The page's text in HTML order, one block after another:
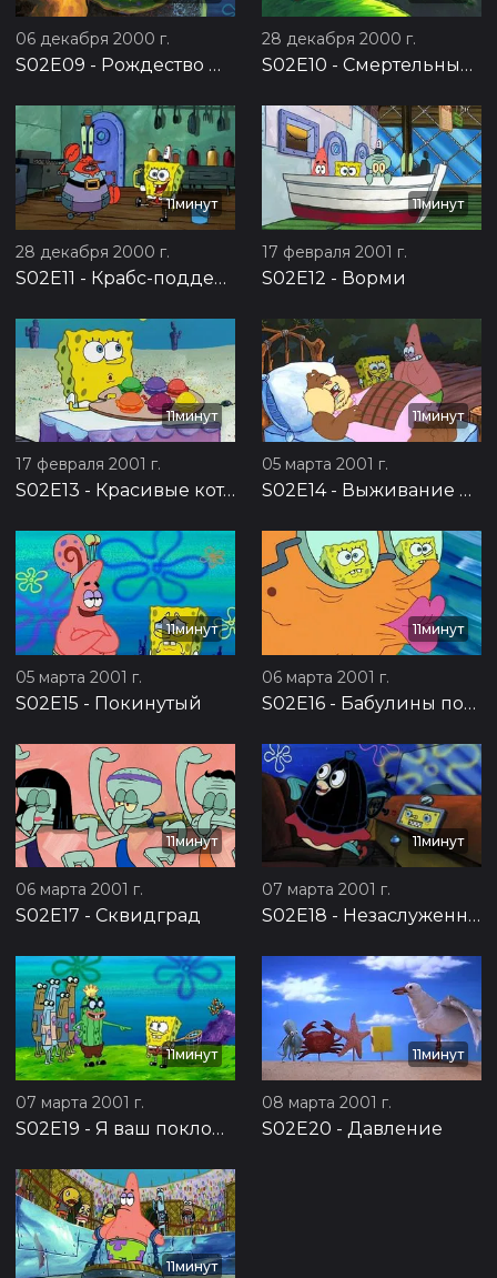
06 декабря 2000 г.
S02E09 - Рождество — это кто?
28 декабря 2000 г.
S02E10 - Смертельный пирог
11минут
28 декабря 2000 г.
S02E11 - Крабс-подделка
11минут
17 февраля 2001 г.
S02E12 - Ворми
11минут
17 февраля 2001 г.
S02E13 - Красивые котлетки
11минут
05 марта 2001 г.
S02E14- Выживание идиотов
11минут
05 марта 2001 г.
S02E15 - Покинутый
11минут
06 марта 2001 г.
S02E16 - Бабулины поцелуи
11минут
06 марта 2001 г.
S02E17 - Сквидград
11минут
07 марта 2001 г.
S02E18 - Незаслуженная награда
11минут
07 марта 2001 г.
S02E19 - Я ваш поклонник
11минут
08 марта 2001 г.
S02E20 - Давление
11минут